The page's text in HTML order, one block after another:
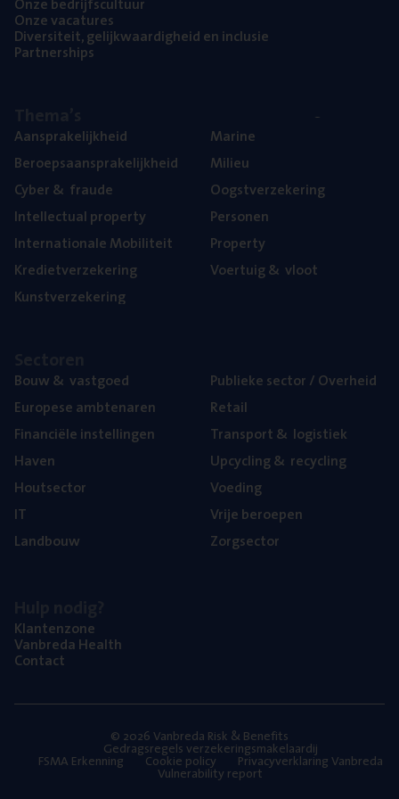
Onze vaca­tu­res
Diver­si­teit, gelijk­waar­dig­heid en inclusie
Part­ner­ships
Aan­spra­ke­lijk­heid
Beroeps­aan­spra­ke­lijk­heid
Cyber& fraude
Intel­lec­tu­al property
Inter­na­ti­o­na­le Mobiliteit
Kre­diet­ver­ze­ke­ring
Kunst­ver­ze­ke­ring
Mari­ne
Mili­eu
Oogst­ver­ze­ke­ring
Per­so­nen
Pro­per­ty
Voer­tuig& vloot
Bouw& vastgoed
Euro­pe­se ambtenaren
Finan­ci­ë­le instellingen
Haven
Hout­sec­tor
IT
Land­bouw
Publie­ke sec­tor / Overheid
Retail
Trans­port& logistiek
Upcy­cling& recycling
Voe­ding
Vrije beroe­pen
Zorg­sec­tor
Klan­ten­zo­ne
Van­b­re­da Health
Con­tact
© 2026 Vanbreda Risk & Benefits
Gedragsregels verzekeringsmakelaardij
FSMA Erkenning Cookie policy Privacyverklaring Vanbreda
Vulnerability report